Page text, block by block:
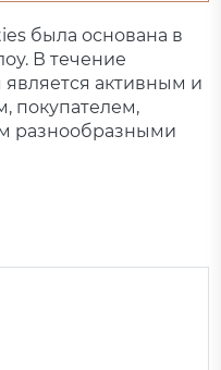
была основана в
В течение
активным и
покупателем,
разнообразными